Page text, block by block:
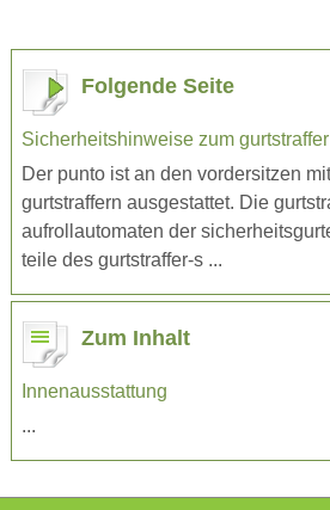
Folgende Seite
Sicherheitshinweise zum gurtstraffer
Der punto ist an den vordersitzen
gurtstraffern ausgestattet. Die
aufrollautomaten der
teile des gurtstraffer-s ...
Zum Inhalt
Innenausstattung
...